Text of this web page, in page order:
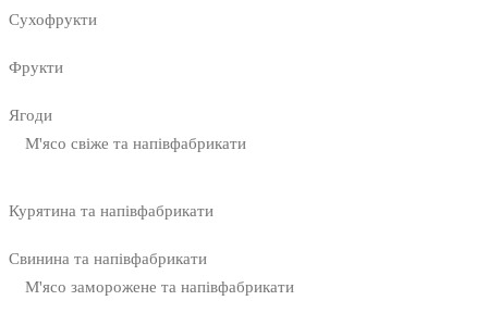
Сухофрукти
Фрукти
Ягоди
М'ясо свіже та напівфабрикати
Курятина та напівфабрикати
Свинина та напівфабрикати
М'ясо заморожене та напівфабрикати